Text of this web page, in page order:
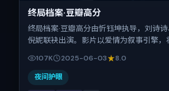
终局档案·豆瓣高分
终局档案·豆瓣高分由忻钰坤执导，刘诗诗
倪妮联袂出演。影片以爱情为叙事引擎，
3日于中国大陆首映（暑期档），片长111
节与细腻表演的观众。
107K 2025-06-03 8.0
夜间护眼